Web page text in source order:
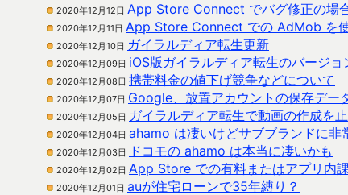
2020年12月12日 App Store Connect でバグ修正の場
2020年12月11日 App Store Connect での AdMob を
2020年12月10日 ガイラルディア転生更新
2020年12月09日 iOS版ガイラルディア転生のバージ
2020年12月08日 携帯料金の値下げ競争などについて
2020年12月07日 Google、放置アカウントの保存デー
2020年12月05日 ガイラルディア転生で動画の作成を
2020年12月04日 ahamo は凄いけどサブブランドに非
2020年12月03日 ドコモの ahamo は本当に凄いかも
2020年12月02日 App Store での有料またはアプリ内
2020年12月01日 auが住宅ローンで35年縛り？